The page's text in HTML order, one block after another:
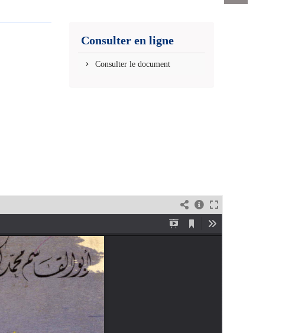
fenêtre)
Consulter en ligne
Consulter le document